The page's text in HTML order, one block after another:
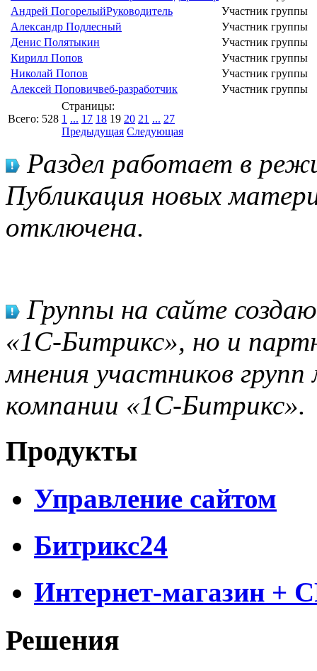
Андрей ПогорелыйРуководитель
Участник группы
Александр Подлесный
Участник группы
Денис Полятыкин
Участник группы
Кирилл Попов
Участник группы
Николай Попов
Участник группы
Алексей Поповичвеб-разработчик Участник группы
Всего: 528
Страницы:
1 ... 17 18 19 20 21 ... 27
Предыдущая Следующая
Раздел работает в
Публикация новых
отключена.
Группы на сайте
«1С-Битрикс», но и
мнения участников
компании «1С-Битрикс».
Продукты
Управление сайтом
Битрикс24
Интернет-магазин +
Решения